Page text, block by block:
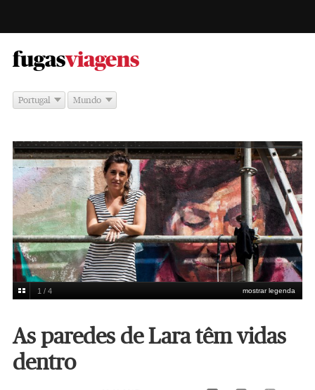
fugas -
viagens
Portugal Mundo
Adriano Miranda
mostrar legenda
1 / 4
As paredes de Lara têm vidas
dentro